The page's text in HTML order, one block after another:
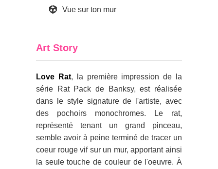
Vue sur ton mur
Art Story
Love Rat, la première impression de la
série Rat Pack de Banksy, est réalisée
dans le style signature de l'artiste, avec
des pochoirs monochromes. Le rat,
représenté tenant un grand pinceau,
semble avoir à peine terminé de tracer un
coeur rouge vif sur un mur, apportant ainsi
la seule touche de couleur de l'oeuvre. À